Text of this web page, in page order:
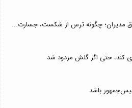
مدیران؛ چگونه ترس از شکست، جسارت...
حتی اگر گلش مردود شد
باشد